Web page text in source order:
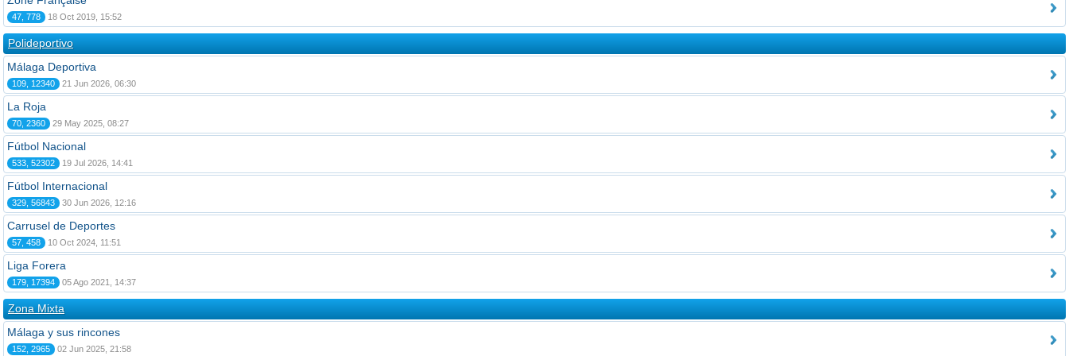
47, 778 18 Oct 2019, 15:52
Polideportivo
Málaga Deportiva
109, 12340 21 Jun 2026, 06:30
La Roja
70, 2360 29 May 2025, 08:27
Fútbol Nacional
533, 52302 19 Jul 2026, 14:41
Fútbol Internacional
329, 56843 30 Jun 2026, 12:16
Carrusel de Deportes
57, 458 10 Oct 2024, 11:51
Liga Forera
179, 17394 05 Ago 2021, 14:37
Zona Mixta
Málaga y sus rincones
152, 2965 02 Jun 2025, 21:58